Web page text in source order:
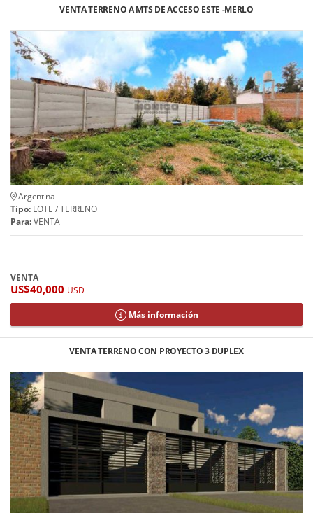
VENTA TERRENO A MTS DE ACCESO ESTE -MERLO
Argentina
Tipo: LOTE / TERRENO
Para:VENTA
VENTA
US$40,000 USD
Más información
VENTA TERRENO CON PROYECTO 3 DUPLEX